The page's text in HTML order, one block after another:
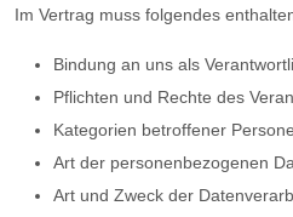
Im Vertrag muss folgendes
Bindung an uns als
Pflichten und Rechte des
Kategorien betroffener
Art der personenbezogenen
Art und Zweck der